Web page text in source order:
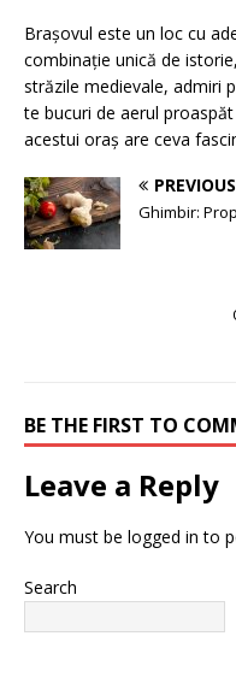
Brașovul este un loc cu
combinație unică de
străzile medievale, admiri
te bucuri de aerul
acestui oraș are ceva
PREVIOUS
Ghimbir:
BE THE FIRST TO
Leave a Reply
You must be logged in to
Search